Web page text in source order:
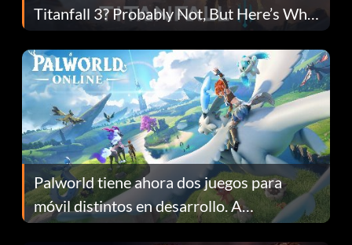
Titanfall 3? Probably Not, But Here’s Why
Fans Are Hopeful
Palworld tiene ahora dos juegos para
móvil distintos en desarrollo. A
continuación te explicamos por qué.